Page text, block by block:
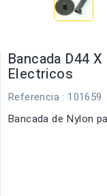
Bancada D44
Electricos
Referencia : 101659
Bancada de Nylon